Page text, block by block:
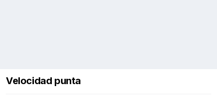
Velocidad punta